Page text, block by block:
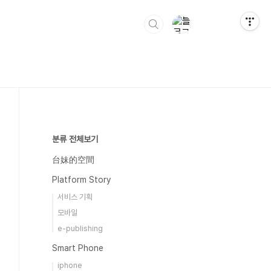
분류 전체보기
台妹的空間
Platform Story
서비스 기획
모바일
e-publishing
Smart Phone
iphone